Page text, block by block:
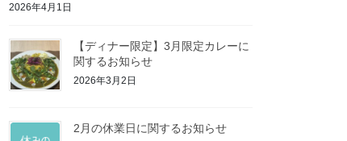
2026年4月1日
【ディナー限定】3月限定カレーに
関するお知らせ
2026年3月2日
2月の休業日に関するお知らせ